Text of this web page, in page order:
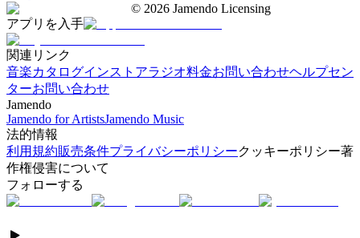
© 2026 Jamendo Licensing
アプリを入手
関連リンク
音楽カタログインストアラジオ料金お問い合わせヘルプセン
ターお問い合わせ
Jamendo
Jamendo for ArtistsJamendo Music
法的情報
利用規約販売条件プライバシーポリシークッキーポリシー著
作権侵害について
フォローする